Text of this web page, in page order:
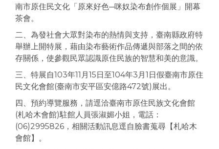
南市原住民文化「原來好色─咪奴染布創作個展」開幕
茶會。
二、為發社會大眾對染布的熱情與支持，臺南縣政府特
舉辦上開特展，藉由染布藝術作品傳遞與部落之間的依
存關係，使參觀民眾認識原住民族的智慧和美的意識。
三、特展自103年11月15日至104年3月1日假臺南市原住
民文化會館(臺南市安平區安億路472號)展出。
四、預約導覽服務，請逕洽臺南市原住民族文化會館
(札哈木會館)駐館人員張淑媚小姐，電話：
(06)2995826，相關活動訊息逕自臉書蒐尋【札哈木
會館】。